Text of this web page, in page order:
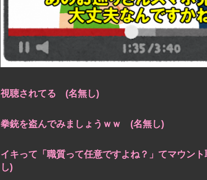
視聴されてる (名無し)
拳銃を盗んでみましょうｗｗ (名無し)
イキって「職質って任意ですよね？」てマウン
し)